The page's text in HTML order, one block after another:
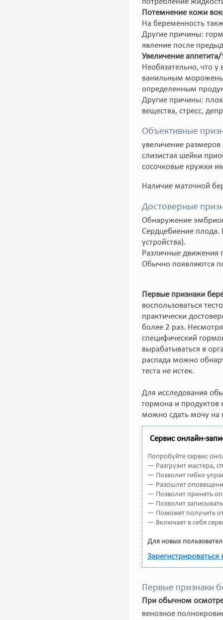
Потемнение кожи
На беременность
Другие причины:
явление после
Увеличение
Необязательно, что
ванильным
определенным
Другие причины:
вещества, стресс,
Объективные
увеличение
слизистая шейки
сосочковые кружки
Наличие маточной
Достоверные
Обнаружение
Сердцебиение плода.
устройства).
Различные
Обычно появляются
Первые признаки
воспользоваться
практически
более 2 раз.
специфический
вырабатываться в
распада можно
теста не истек.
Для исследования
гормона и продуктов
можно сдать мочу на
Сервис онлайн-
Попробуйте сервис
— Разгрузит мастера,
— Позволит гибко
— Разошлет
— Позволит принять
— Позволит
— Поможет получить
— Включает в себя
Для новых
Зарегистрироваться
Первые признаки
При обычном
венозное